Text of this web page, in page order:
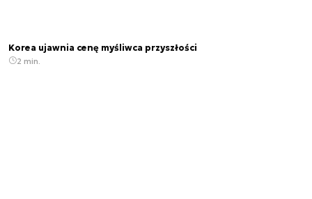
Korea ujawnia cenę myśliwca przyszłości
2 min.